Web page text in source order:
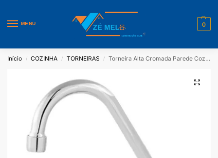
MENU 0
Início / COZINHA / TORNEIRAS / Torneira Alta Cromada Parede Cozinha – LG Metais